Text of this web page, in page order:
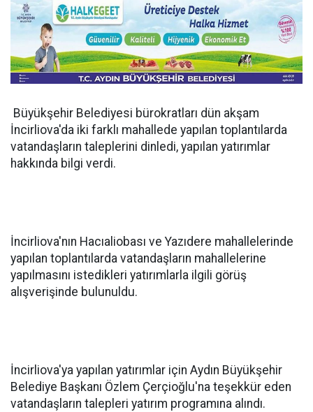
Büyükşehir Belediyesi bürokratları dün akşam
İncirliova'da iki farklı mahallede yapılan toplantılarda
vatandaşların taleplerini dinledi, yapılan yatırımlar
hakkında bilgi verdi.
İncirliova'nın Hacıaliobası ve Yazıdere mahallelerinde
yapılan toplantılarda vatandaşların mahallelerine
yapılmasını istedikleri yatırımlarla ilgili görüş
alışverişinde bulunuldu.
İncirliova'ya yapılan yatırımlar için Aydın Büyükşehir
Belediye Başkanı Özlem Çerçioğlu'na teşekkür eden
vatandaşların talepleri yatırım programına alındı.